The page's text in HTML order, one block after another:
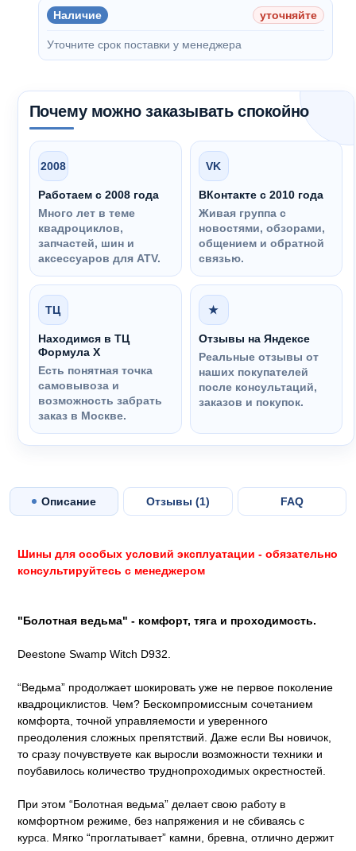
Наличие уточняйте
Уточните срок поставки у менеджера
Почему можно заказывать спокойно
2008
Работаем с 2008 года
Много лет в теме
квадроциклов,
запчастей, шин и
аксессуаров для ATV.
VK
ВКонтакте с 2010 года
Живая группа с
новостями, обзорами,
общением и обратной
связью.
ТЦ
Находимся в ТЦ
Формула Х
Есть понятная точка
самовывоза и
возможность забрать
заказ в Москве.
★
Отзывы на Яндексе
Реальные отзывы от
наших покупателей
после консультаций,
заказов и покупок.
Описание Отзывы (1) FAQ
Шины для особых условий эксплуатации - обязательно
консультируйтесь с менеджером
"Болотная ведьма" - комфорт, тяга и проходимость.
Deestone Swamp Witch D932.
“Ведьма” продолжает шокировать уже не первое поколение
квадроциклистов. Чем? Бескомпромиссным сочетанием
комфорта, точной управляемости и уверенного
преодоления сложных препятствий. Даже если Вы новичок,
то сразу почувствуете как выросли возможности техники и
поубавилось количество труднопроходимых окрестностей.
При этом “Болотная ведьма” делает свою работу в
комфортном режиме, без напряжения и не сбиваясь с
курса. Мягко “проглатывает” камни, бревна, отлично держит